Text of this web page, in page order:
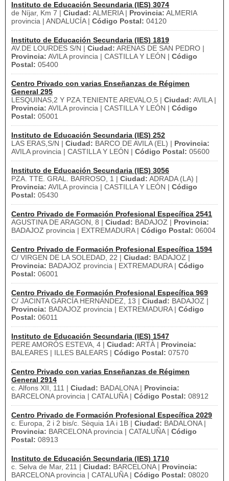
Instituto de Educación Secundaria (IES) 3074
de Níjar, Km 7 | Ciudad: ALMERIA | Provincia: ALMERIA
provincia | ANDALUCÍA | Código Postal: 04120
Instituto de Educación Secundaria (IES) 1819
AV.DE LOURDES S/N | Ciudad: ARENAS DE SAN PEDRO |
Provincia: AVILA provincia | CASTILLA Y LEÓN | Código
Postal: 05400
Centro Privado con varias Enseñanzas de Régimen
General 295
LESQUINAS,2 Y PZA.TENIENTE AREVALO,5 | Ciudad: AVILA |
Provincia: AVILA provincia | CASTILLA Y LEÓN | Código
Postal: 05001
Instituto de Educación Secundaria (IES) 252
LAS ERAS,S/N | Ciudad: BARCO DE AVILA (EL) | Provincia:
AVILA provincia | CASTILLA Y LEÓN | Código Postal: 05600
Instituto de Educación Secundaria (IES) 3056
PZA. TTE. GRAL. BARROSO, 1 | Ciudad: ADRADA (LA) |
Provincia: AVILA provincia | CASTILLA Y LEÓN | Código
Postal: 05430
Centro Privado de Formación Profesional Específica 2541
AGUSTINA DE ARAGON, 8 | Ciudad: BADAJOZ | Provincia:
BADAJOZ provincia | EXTREMADURA | Código Postal: 06004
Centro Privado de Formación Profesional Específica 1594
C/ VIRGEN DE LA SOLEDAD, 22 | Ciudad: BADAJOZ |
Provincia: BADAJOZ provincia | EXTREMADURA | Código
Postal: 06001
Centro Privado de Formación Profesional Específica 969
C/ JACINTA GARCÍA HERNÁNDEZ, 13 | Ciudad: BADAJOZ |
Provincia: BADAJOZ provincia | EXTREMADURA | Código
Postal: 06011
Instituto de Educación Secundaria (IES) 1547
PERE AMORÓS ESTEVA, 4 | Ciudad: ARTÀ | Provincia:
BALEARES | ILLES BALEARS | Código Postal: 07570
Centro Privado con varias Enseñanzas de Régimen
General 2914
c. Alfons XII, 111 | Ciudad: BADALONA | Provincia:
BARCELONA provincia | CATALUÑA | Código Postal: 08912
Centro Privado de Formación Profesional Específica 2029
c. Europa, 2 i 2 bis/c. Sèquia 1A i 1B | Ciudad: BADALONA |
Provincia: BARCELONA provincia | CATALUÑA | Código
Postal: 08913
Instituto de Educación Secundaria (IES) 1710
c. Selva de Mar, 211 | Ciudad: BARCELONA | Provincia:
BARCELONA provincia | CATALUÑA | Código Postal: 08020